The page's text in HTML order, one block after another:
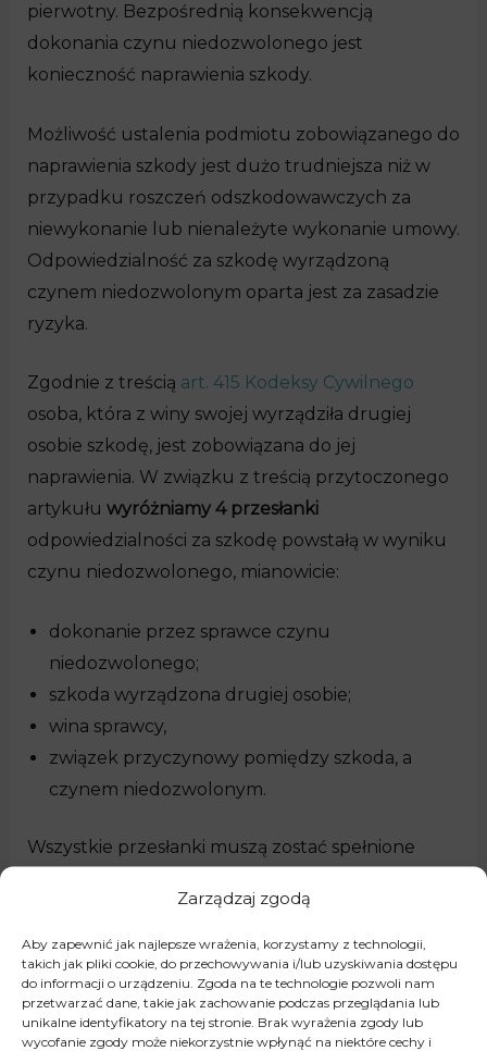
Zarządzaj zgodą
Aby zapewnić jak najlepsze wrażenia, korzystamy z technologii,
takich jak pliki cookie, do przechowywania i/lub uzyskiwania dostępu
do informacji o urządzeniu. Zgoda na te technologie pozwoli nam
przetwarzać dane, takie jak zachowanie podczas przeglądania lub
unikalne identyfikatory na tej stronie. Brak wyrażenia zgody lub
wycofanie zgody może niekorzystnie wpłynąć na niektóre cechy i
pierwotny. Bezpośrednią konsekwencją
dokonania czynu niedozwolonego jest
konieczność naprawienia szkody.
Możliwość ustalenia podmiotu zobowiązanego do
naprawienia szkody jest dużo trudniejsza niż w
przypadku roszczeń odszkodowawczych za
niewykonanie lub nienależyte wykonanie umowy.
Odpowiedzialność za szkodę wyrządzoną
czynem niedozwolonym oparta jest za zasadzie
ryzyka.
Zgodnie z treścią art. 415 Kodeksy Cywilnego
osoba, która z winy swojej wyrządziła drugiej
osobie szkodę, jest zobowiązana do jej
naprawienia. W związku z treścią przytoczonego
artykułu wyróżniamy 4 przesłanki
odpowiedzialności za szkodę powstałą w wyniku
czynu niedozwolonego, mianowicie:
dokonanie przez sprawce czynu
niedozwolonego;
szkoda wyrządzona drugiej osobie;
wina sprawcy,
związek przyczynowy pomiędzy szkoda, a
czynem niedozwolonym.
Wszystkie przesłanki muszą zostać spełnione
wyłączeniem możliwości dochodzenia roszczeń
odszkodowawczych z czynów niedozwolonych.
Skutkiem czynu niedozwolonego jest powstanie
zobowiązania między sprawcą szkody a
poszkodowanym, którego treścią jest